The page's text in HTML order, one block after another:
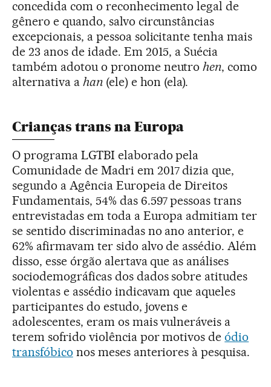
concedida com o reconhecimento legal de
gênero e quando, salvo circunstâncias
excepcionais, a pessoa solicitante tenha mais
de 23 anos de idade. Em 2015, a Suécia
também adotou o pronome neutrohen, como
alternativa a han(ele) e hon (ela).
Crianças trans na Europa
O programa LGTBI elaborado pela
Comunidade de Madri em 2017 dizia que,
segundo a Agência Europeia de Direitos
Fundamentais, 54% das 6.597 pessoas trans
entrevistadas em toda a Europa admitiam ter
se sentido discriminadas no ano anterior, e
62% afirmavam ter sido alvo de assédio. Além
disso, esse órgão alertava que as análises
sociodemográficas dos dados sobre atitudes
violentas e assédio indicavam que aqueles
participantes do estudo, jovens e
adolescentes, eram os mais vulneráveis a
terem sofrido violência por motivos deódio
transfóbico nos meses anteriores à pesquisa.